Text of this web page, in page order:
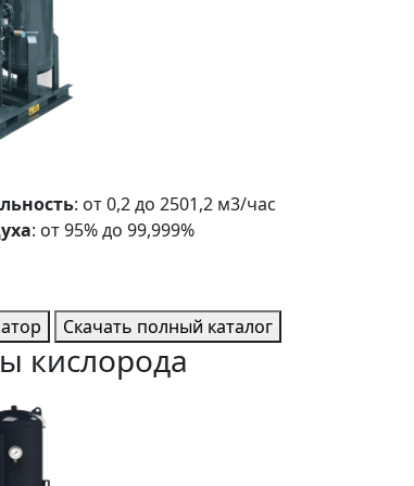
: от 0,2 до 2501,2 м3/час
: от 95% до 99,999%
Скачать полный каталог
кислорода